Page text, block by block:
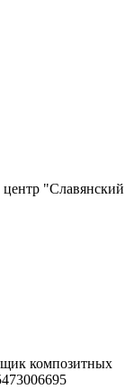
"Славянский
композитных